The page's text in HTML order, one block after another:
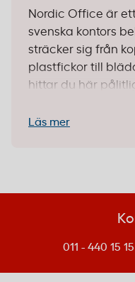
Nordic Office är
svenska kontors
sträcker sig från
plastfickor till
hittar du här
produkter som
Vad gör
Det är enkelt:
Läs mer
011 - 440 15 15